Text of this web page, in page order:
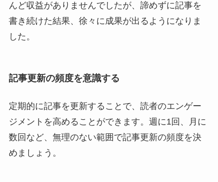
んど収益がありませんでしたが、諦めずに記事を
書き続けた結果、徐々に成果が出るようになりま
した。
記事更新の頻度を意識する
定期的に記事を更新することで、読者のエンゲー
ジメントを高めることができます。週に1回、月に
数回など、無理のない範囲で記事更新の頻度を決
めましょう。